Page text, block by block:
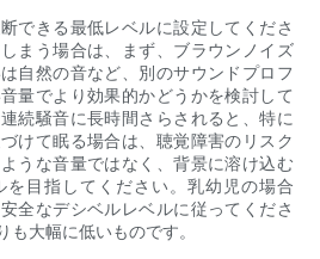
できる最低レベルに設定してくださ
まう場合は、まず、ブラウンノイズ
自然の音など、別のサウンドプロフ
量でより効果的かどうかを検討して
続騒音に長時間さらされると、特に
けて眠る場合は、聴覚障害のリスク
うな音量ではなく、背景に溶け込む
を目指してください。乳幼児の場合
全なデシベルレベルに従ってくださ
も大幅に低いものです。